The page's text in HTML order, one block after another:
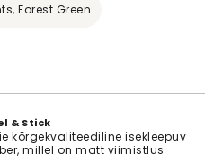
Forest Green
& Stick
kõrgekvaliteediline isekleepuv
millel on matt viimistlus